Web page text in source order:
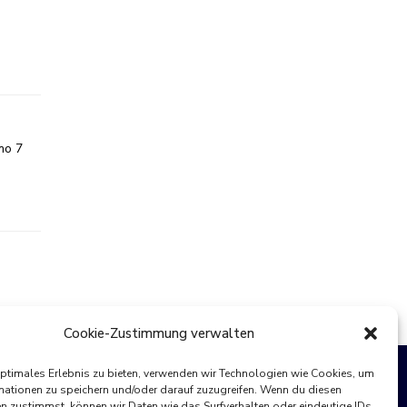
Cookie-Zustimmung verwalten
Erlebnis zu bieten, verwenden wir Technologien wie Cookies, um
zu speichern und/oder darauf zuzugreifen. Wenn du diesen
7